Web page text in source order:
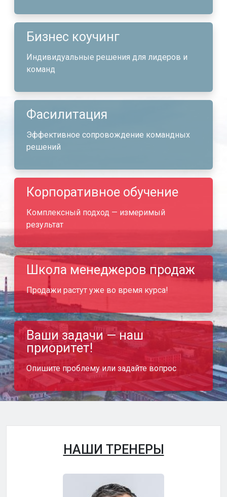
Бизнес коучинг
Индивидуальные решения для лидеров и
команд
Фасилитация
Эффективное сопровождение командных
решений
Корпоративное обучение
Комплексный подход — измеримый
результат
Школа менеджеров продаж
Продажи растут уже во время курса!
Ваши задачи — наш
приоритет!
Опишите проблему или задайте вопрос
НАШИ ТРЕНЕРЫ